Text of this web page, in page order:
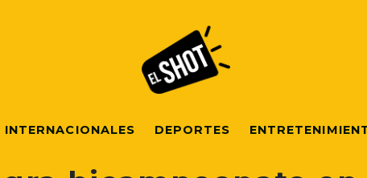
INTERNACIONALES DEPORTES